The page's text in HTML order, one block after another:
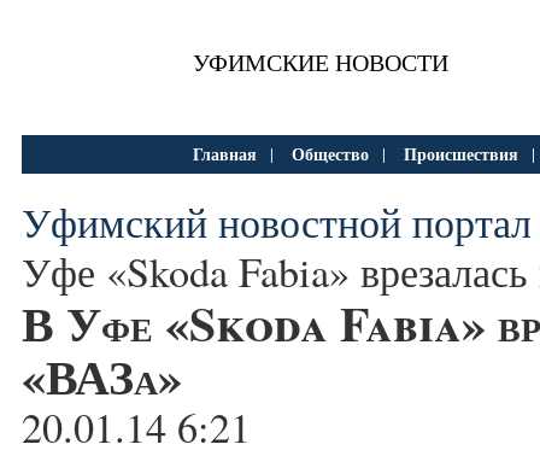
УФИМСКИЕ НОВОСТИ
Главная | Общество | Происшествия
Уфимский новостной портал
Уфе «Skoda Fabia»
В Уфе «Skoda Fabia»
«ВАЗа»
20.01.14 6:21